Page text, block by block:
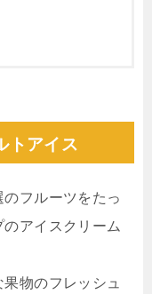
トアイス
フルーツをたっ
アイスクリーム
物のフレッシュ